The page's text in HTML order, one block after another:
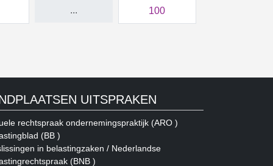
... 100
UITSPRAKEN
rechtspraak ondernemingspraktijk (ARO )
(BB )
in belastingzaken / Nederlandse
(BNB )